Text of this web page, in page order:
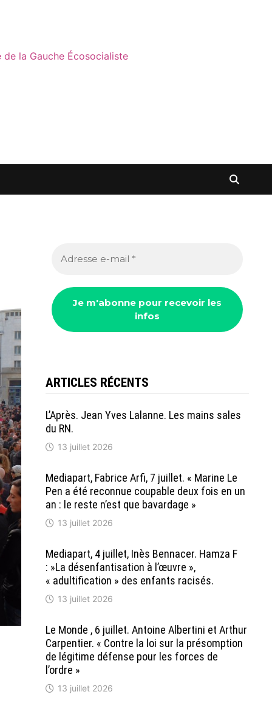
de la Gauche Écosocialiste
ARTICLES RÉCENTS
L’Après. Jean Yves Lalanne. Les mains sales
du RN.
13 juillet 2026
Mediapart, Fabrice Arfi, 7 juillet. « Marine Le
Pen a été reconnue coupable deux fois en un
an : le reste n’est que bavardage »
13 juillet 2026
Mediapart, 4 juillet, Inès Bennacer. Hamza F
: »La désenfantisation à l’œuvre »,
« adultification » des enfants racisés.
13 juillet 2026
Le Monde , 6 juillet. Antoine Albertini et Arthur
Carpentier. « Contre la loi sur la présomption
de légitime défense pour les forces de
l’ordre »
13 juillet 2026